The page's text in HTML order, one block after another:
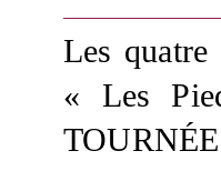
Les quatre
« Les